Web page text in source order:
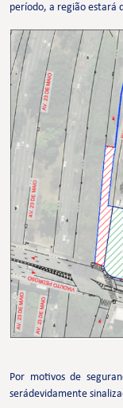
período, a região estará
Por motivos de
serádevidamente